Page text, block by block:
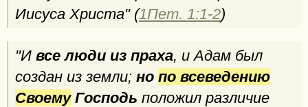
Иисуса Христа" (1Пет. 1:1-2)
"И все люди из праха, и Адам был
создан из земли; но по всеведению
СвоемуГосподь положил различие